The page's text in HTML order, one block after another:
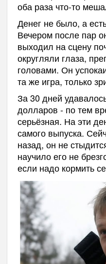
оба раза что-то
Денег не было, а
Вечером после пар
выходил на сцену
округляли глаза,
головами. Он
та же игра, только
За 30 дней
долларов - по тем
серьёзная. На эти
самого выпуска.
назад, он не
научило его не
если надо кормить